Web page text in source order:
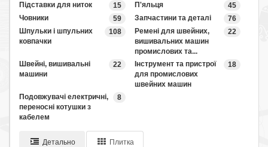
15
Підставки для ниток 45
П'яльця
59
Човники 76
Запчастини та деталі
108
Шпульки і шпульних
ковпачки
22
Ремені для швейних,
вишивальних машин
промислових та...
22
Швейні, вишивальні
машини
18
Інструмент та пристрої
для промислових
швейних машин
8
Подовжувачі електричні,
переносні котушки з
кабелем
Детально Плитка